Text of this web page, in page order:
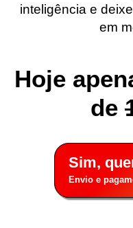
inteligência e
em
Hoje
de
Sim,
Envio e